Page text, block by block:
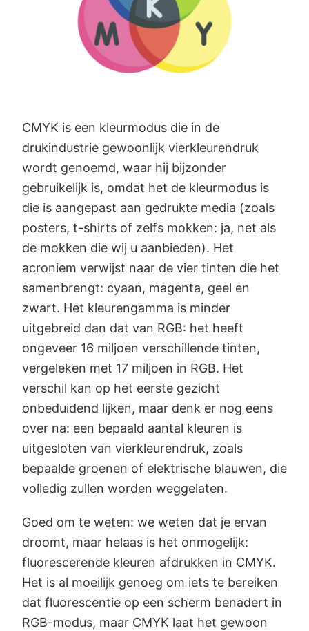
CMYK is een kleurmodus die in de
drukindustrie gewoonlijk vierkleurendruk
wordt genoemd, waar hij bijzonder
gebruikelijk is, omdat het de kleurmodus is
die is aangepast aan gedrukte media (zoals
posters, t-shirts of zelfs mokken: ja, net als
de mokken die wij u aanbieden). Het
acroniem verwijst naar de vier tinten die het
samenbrengt: cyaan, magenta, geel en
zwart. Het kleurengamma is minder
uitgebreid dan dat van RGB: het heeft
ongeveer 16 miljoen verschillende tinten,
vergeleken met 17 miljoen in RGB. Het
verschil kan op het eerste gezicht
onbeduidend lijken, maar denk er nog eens
over na: een bepaald aantal kleuren is
uitgesloten van vierkleurendruk, zoals
bepaalde groenen of elektrische blauwen, die
volledig zullen worden weggelaten.
Goed om te weten: we weten dat je ervan
droomt, maar helaas is het onmogelijk:
fluorescerende kleuren afdrukken in CMYK.
Het is al moeilijk genoeg om iets te bereiken
dat fluorescentie op een scherm benadert in
RGB-modus, maar CMYK laat het gewoon